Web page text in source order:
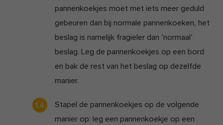
pannenkoekjes moet met iets meer geduld
gebeuren dan bij normale pannenkoeken, het
beslag is namelijk fragieler dan ‘normaal’
beslag. Leg de pannenkoekjes op een bord
en bak de rest van het beslag op dezelfde
manier.
Stapel de pannenkoekjes op de volgende
manier op: leg een pannenkoekje op een